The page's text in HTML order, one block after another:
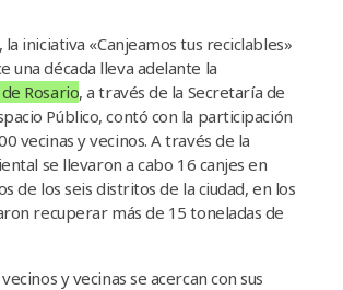
iniciativa «Canjeamos tus reciclables»
una década lleva adelante la
Rosario, a través de la Secretaría de
Público, contó con la participación
vecinas y vecinos. A través de la
se llevaron a cabo 16 canjes en
de los seis distritos de la ciudad, en los
recuperar más de 15 toneladas de
y vecinas se acercan con sus